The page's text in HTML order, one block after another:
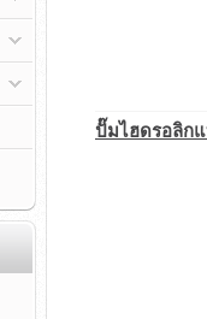
ปั๊มไฮดรอลิกแ